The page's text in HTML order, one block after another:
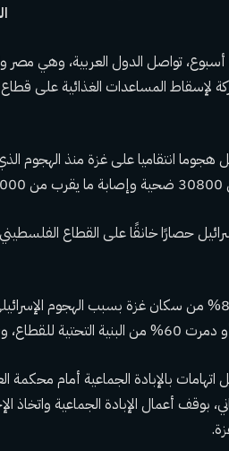
تواصل الدول العربية، وهي مصر
لإسقاط المساعدات الغذائية على قطاع
حصارًا خانقًا على القطاع
ونزح حوالي 85% من سكان غزة بسبب الهجوم
وفقا للأمم المتحدة.
اتهامات بالإبادة الجماعية أمام
بوقف أعمال الإبادة الجماعية